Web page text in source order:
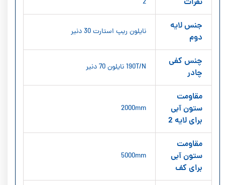
نفرات 2
جنس لایه
دوم
نایلون ریپ استارت 30 دنیر
چنس کفی
چادر
190T/N نایلون 70 دنیر
مقاومت
ستون آبی
برای لایه 2
2000mm
مقاومت
ستون آبی
برای کف
5000mm